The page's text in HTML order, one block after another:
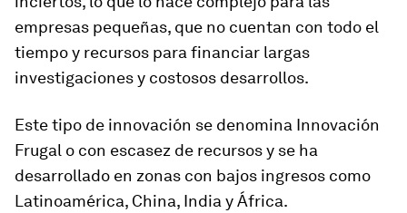
empresas pequeñas, que no cuentan con todo el
tiempo y recursos para financiar largas
investigaciones y costosos desarrollos.
Este tipo de innovación se denomina Innovación
Frugal o con escasez de recursos y se ha
desarrollado en zonas con bajos ingresos como
Latinoamérica, China, India y África.